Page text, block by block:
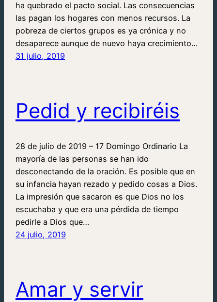
ha quebrado el pacto social. Las consecuencias
las pagan los hogares con menos recursos. La
pobreza de ciertos grupos es ya crónica y no
desaparece aunque de nuevo haya crecimiento…
31 julio, 2019
Pedid y recibiréis
28 de julio de 2019 – 17 Domingo Ordinario La
mayoría de las personas se han ido
desconectando de la oración. Es posible que en
su infancia hayan rezado y pedido cosas a Dios.
La impresión que sacaron es que Dios no los
escuchaba y que era una pérdida de tiempo
pedirle a Dios que…
24 julio, 2019
Amar y servir